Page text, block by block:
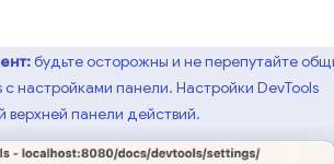
будьте осторожны и не перепутайте
с настройками панели. Настройки DevTools
верхней панели действий.